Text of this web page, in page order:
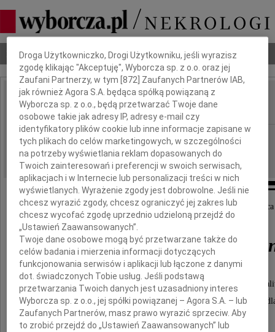
Nekrologi Odeszli Poradnik pogrzebowy
IMIĘ I NAZWISKO: Jerzy Konieczny
REGION: Katowice
DATA EMISJI: 07.08.2020
Z głębokim smutkiem i żalem żegnam zmarłego w dniu 28
dra hab. Jerzego
wybitnego znawcę kryminalistyki, znakomitego
cenionego naukowca i męża stanu, który pozostanie
na zawsze wielkim autorytetem naukowym.
Dbamy o Twoją prywatność
Droga Użytkowniczko, Drogi Użytkowniku, jeśli wyrazisz
zgodę klikając "Akceptuję", Wyborcza sp. z o.o. oraz jej
Zaufani Partnerzy, w tym [872 ] Zaufanych Partnerów IAB,
jak również Agora S.A. będąca spółką powiązaną z
Wyborcza sp. z o.o., będą przetwarzać Twoje dane
osobowe takie jak adresy IP, adresy e-mail czy
identyfikatory plików cookie lub inne informacje zapisane w
tych plikach do celów marketingowych, w szczególności
na potrzeby wyświetlania reklam dopasowanych do
Twoich zainteresowań i preferencji w swoich serwisach,
aplikacjach i w Internecie lub personalizacji treści w nich
wyświetlanych. Wyrażenie zgody jest dobrowolne. Jeśli nie
chcesz wyrazić zgody, chcesz ograniczyć jej zakres lub
chcesz wycofać zgodę uprzednio udzieloną przejdź do
„Ustawień Zaawansowanych”.
Twoje dane osobowe mogą być przetwarzane także do
celów badania i mierzenia informacji dotyczących
funkcjonowania serwisów i aplikacji lub łączone z danymi
dot. świadczonych Tobie usług. Jeśli podstawą
przetwarzania Twoich danych jest uzasadniony interes
Wyborcza sp. z o.o., jej spółki powiązanej – Agora S.A. – lub
Zaufanych Partnerów, masz prawo wyrazić sprzeciw. Aby
to zrobić przejdź do „Ustawień Zaawansowanych” lub